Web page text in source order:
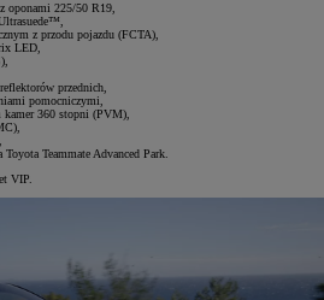
oponami 225/50 R19,
z przodu pojazdu (FCTA),
LED,
przednich,
pomocniczymi,
kamer 360 stopni (PVM),
Teammate Advanced Park.
VIP.